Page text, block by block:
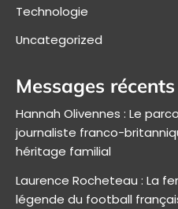
Technologie
Uncategorized
Messages récents
Hannah Olivennes : Le
journaliste franco-
héritage familial
Laurence Rocheteau : La
légende du football